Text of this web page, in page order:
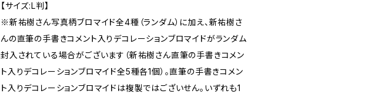
【サイズ:L判】
※新祐樹さん写真柄ブロマイド全4種（ランダム）に加え、新祐樹さ
んの直筆の手書きコメント入りデコレーションブロマイドがランダム
封入されている場合がございます（新祐樹さん直筆の手書きコメン
ト入りデコレーションブロマイド全5種各1個）。直筆の手書きコメン
ト入りデコレーションブロマイドは複製ではございせん。いずれも1